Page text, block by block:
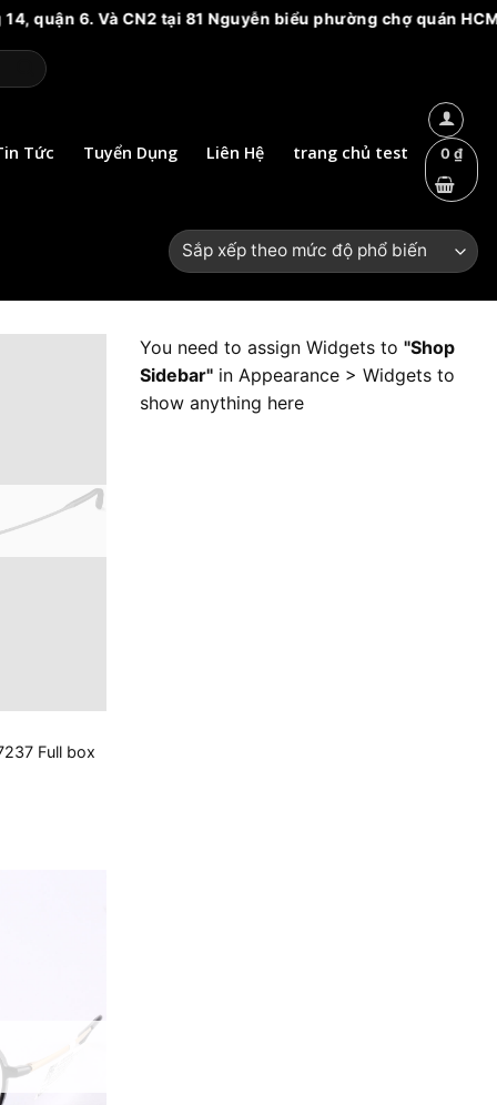
tại 81 Nguyễn biểu phường chợ quán HCM. Vui lòng
Tức Tuyển Dụng Liên Hệ trang chủ test 0₫
Full box
You need to assign Widgets to "Shop
Sidebar" in Appearance > Widgets to
show anything here